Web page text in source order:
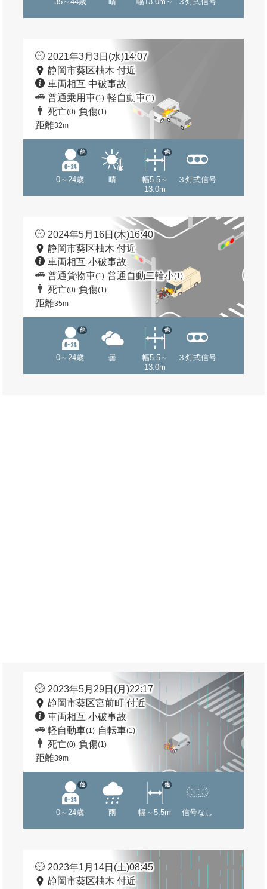
2021年3月3日(水)14:07
静岡市葵区柚木 付近
車両相互 中破事故
普通乗用車(1) 軽自動車(1)
死亡(0) 負傷(1)
距離32m
0～24歳
他
晴
幅5.5～
13.0m
他
３灯式信号
2024年5月16日(木)16:40
静岡市葵区柚木 付近
車両相互 小破事故
普通貨物車(1) 普通自動二輪小(1)
死亡(0) 負傷(1)
距離35m
0～24歳
他
曇
幅5.5～
13.0m
他
３灯式信号
2023年5月29日(月)22:17
静岡市葵区宮前町 付近
車両相互 小破事故
軽自動車(1) 自転車(1)
死亡(0) 負傷(1)
距離39m
0～24歳
他
雨 幅～5.5m
他
信号なし
2023年1月14日(土)08:45
静岡市葵区柚木 付近